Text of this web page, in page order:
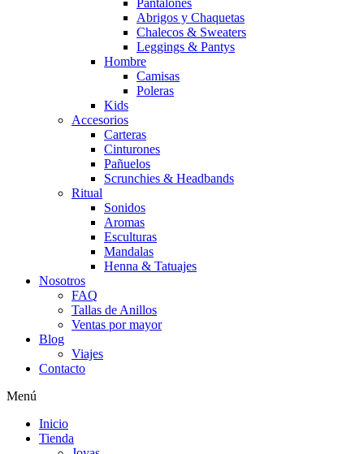
Pantalones
Abrigos y Chaquetas
Chalecos & Sweaters
Leggings & Pantys
Hombre
Camisas
Poleras
Kids
Accesorios
Carteras
Cinturones
Pañuelos
Scrunchies & Headbands
Ritual
Sonidos
Aromas
Esculturas
Mandalas
Henna & Tatuajes
Nosotros
FAQ
Tallas de Anillos
Ventas por mayor
Blog
Viajes
Contacto
Menú
Inicio
Tienda